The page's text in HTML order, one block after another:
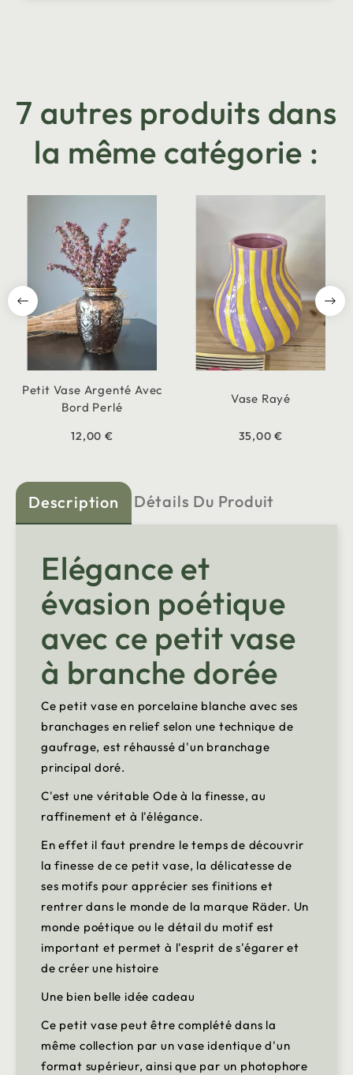
7 autres produits dans
la même catégorie :
Petit Vase Argenté Avec
Bord Perlé
12,00 €
Vase Rayé
35,00 €
Description Détails Du Produit
Elégance et
évasion poétique
avec ce petit vase
à branche dorée
Ce petit vase en porcelaine blanche avec ses
branchages en relief selon une technique de
gaufrage, est réhaussé d'un branchage
principal doré.
C'est une véritable Ode à la finesse, au
raffinement et à l'élégance.
En effet il faut prendre le temps de découvrir
la finesse de ce petit vase, la délicatesse de
ses motifs pour apprécier ses finitions et
rentrer dans le monde de la marque Räder. Un
monde poétique ou le détail du motif est
important et permet à l'esprit de s'égarer et
de créer une histoire
Une bien belle idée cadeau
Ce petit vase peut être complété dans la
même collection par un vase identique d'un
format supérieur, ainsi que par un photophore